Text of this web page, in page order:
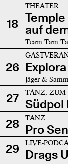
18
THEATER
auf
Team Tam
26 Explora
Jäger &
27 TANZ, ZUM
Südpol
28
TANZ
Pro
29
LIVE-
Drags